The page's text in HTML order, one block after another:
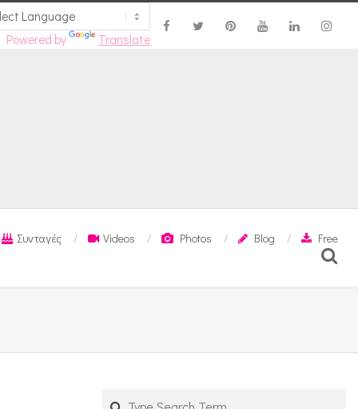
Powered by Translate
Συνταγές Videos Photos Blog
Free
Search
Search